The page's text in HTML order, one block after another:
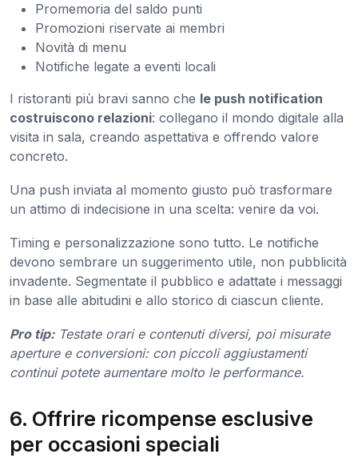
Promemoria del saldo punti
Promozioni riservate ai membri
Novità di menu
Notifiche legate a eventi locali
I ristoranti più bravi sanno che le push notification
costruiscono relazioni: collegano il mondo digitale alla
visita in sala, creando aspettativa e offrendo valore
concreto.
Una push inviata al momento giusto può trasformare
un attimo di indecisione in una scelta: venire da voi.
Timing e personalizzazione sono tutto. Le notifiche
devono sembrare un suggerimento utile, non pubblicità
invadente. Segmentate il pubblico e adattate i messaggi
in base alle abitudini e allo storico di ciascun cliente.
Pro tip: Testate orari e contenuti diversi, poi misurate
aperture e conversioni: con piccoli aggiustamenti
continui potete aumentare molto le performance.
6. Offrire ricompense esclusive
per occasioni speciali